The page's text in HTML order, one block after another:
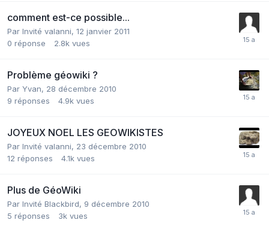
comment est-ce possible...
Par Invité valanni, 12 janvier 2011
0 réponse 2.8k vues
Problème géowiki ?
Par Yvan, 28 décembre 2010
9 réponses 4.9k vues
JOYEUX NOEL LES GEOWIKISTES
Par Invité valanni, 23 décembre 2010
12 réponses 4.1k vues
Plus de GéoWiki
Par Invité Blackbird, 9 décembre 2010
5 réponses 3k vues